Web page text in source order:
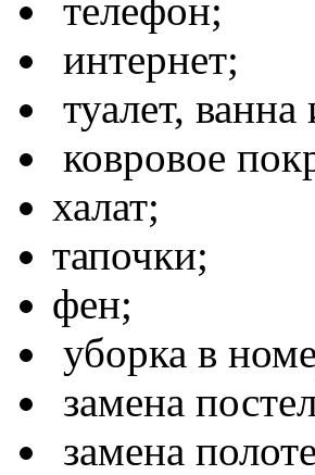
телефон;
интернет;
туалет,
ковровое
халат;
тапочки;
фен;
уборка в
замена
замена